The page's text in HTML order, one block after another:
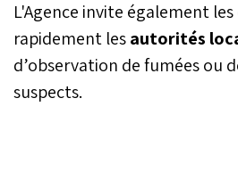
L'Agence invite également
rapidement lesautorités
d’observation de fumées ou
suspects.